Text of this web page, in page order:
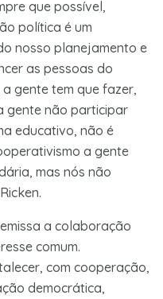
que possível,
política é um
nosso planejamento e
as pessoas do
gente tem que fazer,
gente não participar
educativo, não é
a gente
mas nós não
a colaboração
comum.
com cooperação,
democrática,